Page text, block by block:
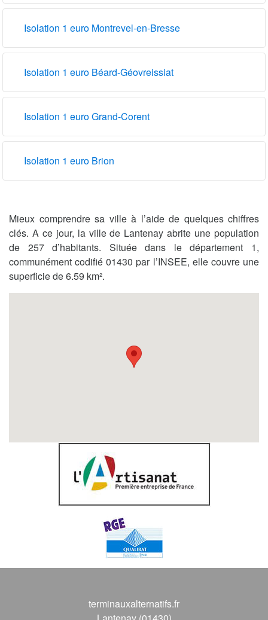
Isolation 1 euro Montrevel-en-Bresse
Isolation 1 euro Béard-Géovreissiat
Isolation 1 euro Grand-Corent
Isolation 1 euro Brion
Mieux comprendre sa ville à l’aide de quelques chiffres
clés. A ce jour, la ville de Lantenay abrite une population
de 257 d’habitants. Située dans le département 1,
communément codifié 01430 par l’INSEE, elle couvre une
superficie de 6.59 km².
terminauxalternatifs.fr